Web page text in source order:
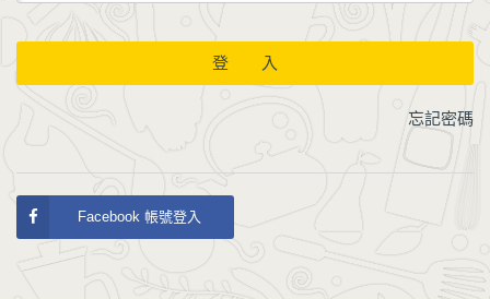
登 入
忘記密碼
Facebook 帳號登入